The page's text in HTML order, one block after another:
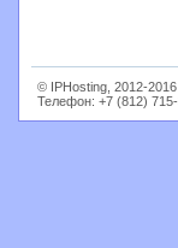
© IPHosting, 2012-
Телефон: +7 (812) 715-